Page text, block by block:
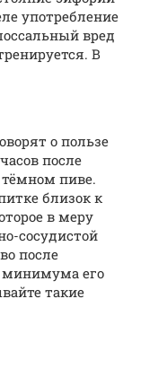
употребление
вред
В
о пользе
после
тёмном пиве.
близок к
в меру
сосудистой
после
минимума его
такие